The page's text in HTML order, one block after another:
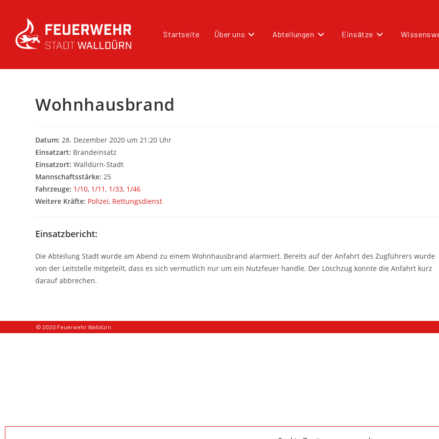
Startseite Über uns Abteilungen Einsätze
Wohnhausbrand
Datum: 28. Dezember 2020 um 21:20 Uhr
Einsatzart: Brandeinsatz
Einsatzort: Walldürn-Stadt
Mannschaftsstärke: 25
Fahrzeuge: 1/10, 1/11, 1/33, 1/46
Weitere Kräfte: Polizei, Rettungsdienst
Einsatzbericht:
Die Abteilung Stadt wurde am Abend zu einem Wohnhausbrand alarmiert. Bereits auf der Anfahrt des Zugführers wurde
von der Leitstelle mitgeteilt, dass es sich vermutlich nur um ein Nutzfeuer handle. Der Löschzug konnte die Anfahrt kurz
darauf abbrechen.
© 2020 Feuerwehr Walldürn